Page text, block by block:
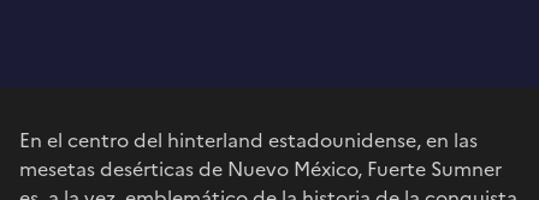
En el centro del hinterland estadounidense, en las
mesetas desérticas de Nuevo México, Fuerte Sumner